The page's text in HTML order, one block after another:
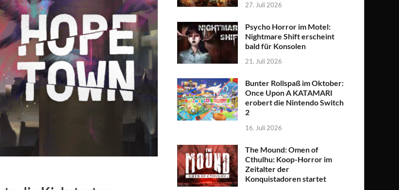
27. Juli 2026
Psycho Horror im Motel:
Nightmare Shift erscheint
bald für Konsolen
21. Juli 2026
Bunter Rollspaß im Oktober:
Once Upon A KATAMARI
erobert die Nintendo Switch
2
16. Juli 2026
The Mound: Omen of
Cthulhu: Koop-Horror im
Zeitalter der
Konquistadoren startet